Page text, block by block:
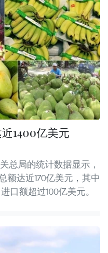
1400亿美元
总局的统计数据显示，
额达近170亿美元，其中
口额超过100亿美元。